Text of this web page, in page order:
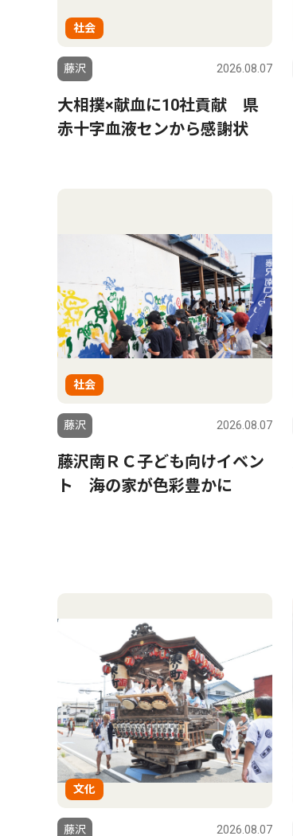
社会
藤沢 2026.08.07
大相撲×献血に10社貢献 県
赤十字血液センから感謝状
社会
藤沢 2026.08.07
藤沢南ＲＣ子ども向けイベン
ト 海の家が色彩豊かに
文化
藤沢 2026.08.07